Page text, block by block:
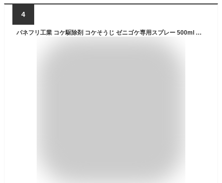
4
パネフリ工業 コケ駆除剤 コケそうじ ゼニゴケ専用スプレー 500ml 透明